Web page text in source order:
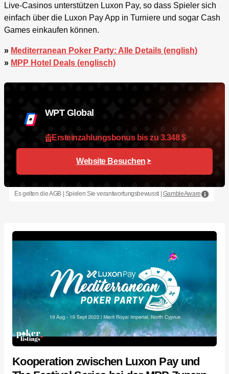
Live-Casinos unterstützen Luxon Pay, so dass Spieler sich
einfach über die Luxon Pay App in Turniere und sogar Cash
Games einkaufen können.
» Mediterranean Poker Party: Alle Details (english)
» MPP Hotel Deals (englisch)
WPT Global
Ersteinzahlungsbonus bis zu 3.348 $
Website Besuchen
Es gelten die AGB | Spielen Sie verantwortungsbewusst | GambleAware
Kooperation zwischen Luxon Pay und